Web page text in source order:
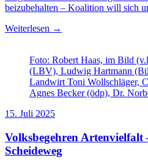
beizubehalten – Koalition will sich
Weiterlesen →
Foto: Robert Haas, im Bild
(LBV), Ludwig Hartmann
Landwirt Toni Wollschläger,
Agnes Becker (ödp), Dr.
15. Juli 2025
Volksbegehren Artenvielfalt
Scheideweg